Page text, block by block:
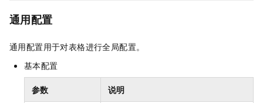
通用配置
通用配置用于对表格进行全局配置。
基本配置
参数 说明